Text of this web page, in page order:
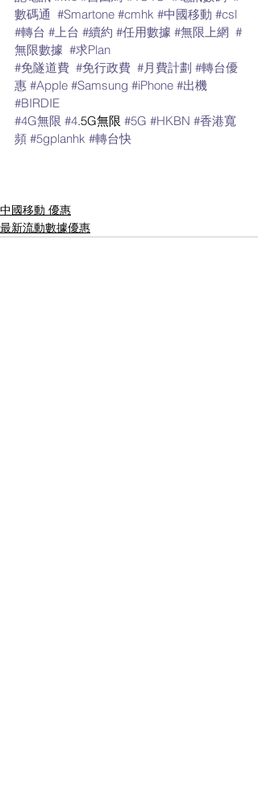
數碼通 #Smartone #cmhk #中國移動 #csl
#轉台 #上台 #續約 #任用數據 #無限上網 #
無限數據 #求Plan
#免隧道費 #免行政費 #月費計劃 #轉台優
惠 #Apple #Samsung #iPhone #出機
#BIRDIE
#4G無限 #4.5G無限 #5G #HKBN #香港寬
頻 #5gplanhk #轉台快
中國移動 優惠
最新流動數據優惠